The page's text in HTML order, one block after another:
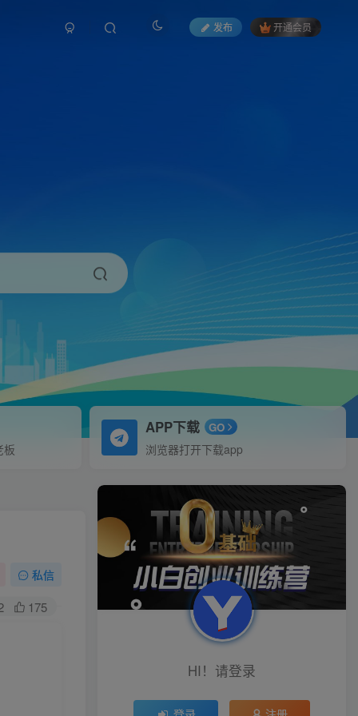
发布 开通会员
板
APP下载 GO
浏览器打开下载app
私信
175
HI！请登录